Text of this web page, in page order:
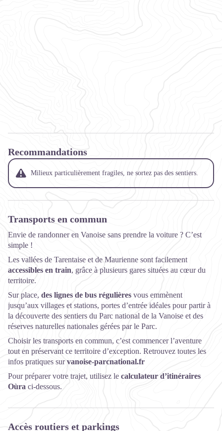
Recommandations
Milieux particulièrement fragiles, ne sortez pas des sentiers.
Transports en commun
Envie de randonner en Vanoise sans prendre la voiture ? C’est
simple !
Les vallées de Tarentaise et de Maurienne sont facilement
accessibles en train, grâce à plusieurs gares situées au cœur du
territoire.
Sur place, des lignes de bus régulières vous emmènent
jusqu’aux villages et stations, portes d’entrée idéales pour partir à
la découverte des sentiers du Parc national de la Vanoise et des
réserves naturelles nationales gérées par le Parc.
Choisir les transports en commun, c’est commencer l’aventure
tout en préservant ce territoire d’exception. Retrouvez toutes les
infos pratiques survanoise-parcnational.fr
Pour préparer votre trajet, utilisez le calculateur d’itinéraires
Oùra ci-dessous.
Accès routiers et parkings